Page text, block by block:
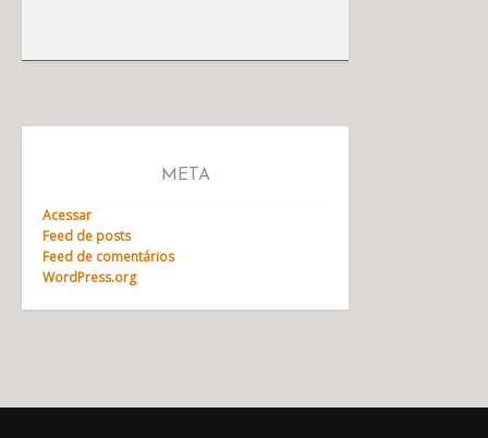
META
Acessar
Feed de posts
Feed de comentários
WordPress.org